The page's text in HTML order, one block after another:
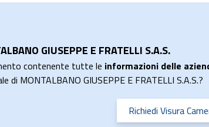
GIUSEPPE E FRATELLI S.A.S.
contenente tutte le informazioni delle
di MONTALBANO GIUSEPPE E FRATELLI S.A.S.?
Richiedi Visura